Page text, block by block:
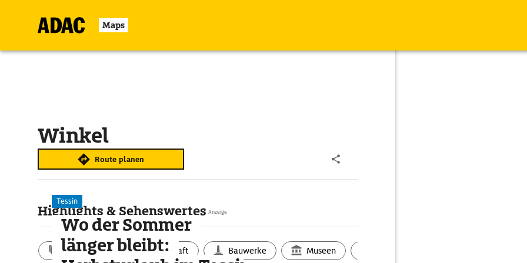
Maps
Winkel
Route planen
Highlights & Sehenswertes
Aktivitäten Landschaft Bauwerke Museen
Anzeige
Tessin
Wo der Sommer
länger bleibt: